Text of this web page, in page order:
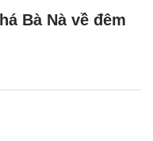
Bà Nà về đêm